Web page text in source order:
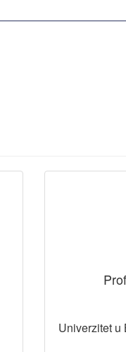
Univerzitet u